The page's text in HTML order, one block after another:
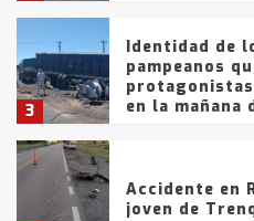
3
Identidad de
pampeanos
en la mañana
Accidente en
joven de